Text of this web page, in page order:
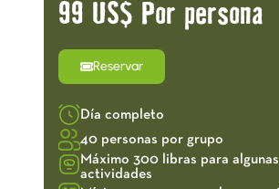
99 US$ Por persona
Reservar
Día completo
40 personas por grupo
Máximo 300 libras para algunas
actividades